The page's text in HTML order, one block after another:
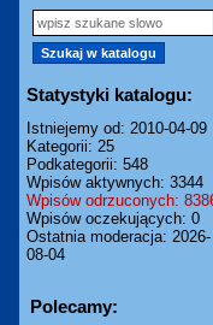
Statystyki katalogu:
Istniejemy od: 2010-04-09
Kategorii: 25
Podkategorii: 548
Wpisów aktywnych: 3344
Wpisów odrzuconych:
Wpisów oczekujących: 0
Ostatnia moderacja: 2026-
08-04
Polecamy: